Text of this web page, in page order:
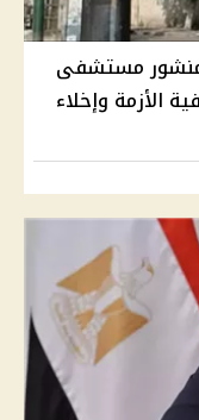
منشور مستشفى
الأزمة وإخلاء